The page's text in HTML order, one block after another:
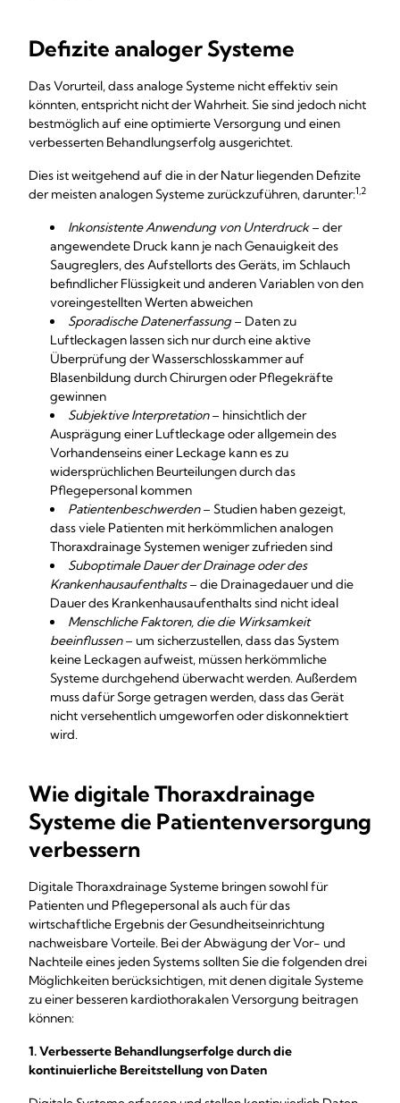
Defizite analoger Systeme
Das Vorurteil, dass analoge Systeme nicht effektiv sein
könnten, entspricht nicht der Wahrheit. Sie sind jedoch nicht
bestmöglich auf eine optimierte Versorgung und einen
verbesserten Behandlungserfolg ausgerichtet.
Dies ist weitgehend auf die in der Natur liegenden Defizite
der meisten analogen Systeme zurückzuführen, darunter:1,2
Inkonsistente Anwendung von Unterdruck– der
angewendete Druck kann je nach Genauigkeit des
Saugreglers, des Aufstellorts des Geräts, im Schlauch
befindlicher Flüssigkeit und anderen Variablen von den
voreingestellten Werten abweichen
Sporadische Datenerfassung– Daten zu
Luftleckagen lassen sich nur durch eine aktive
Überprüfung der Wasserschlosskammer auf
Blasenbildung durch Chirurgen oder Pflegekräfte
gewinnen
Subjektive Interpretation– hinsichtlich der
Ausprägung einer Luftleckage oder allgemein des
Vorhandenseins einer Leckage kann es zu
widersprüchlichen Beurteilungen durch das
Pflegepersonal kommen
Patientenbeschwerden– Studien haben gezeigt,
dass viele Patienten mit herkömmlichen analogen
Thoraxdrainage Systemen weniger zufrieden sind
Suboptimale Dauer der Drainage oder des
Krankenhausaufenthalts– die Drainagedauer und die
Dauer des Krankenhausaufenthalts sind nicht ideal
Menschliche Faktoren, die die Wirksamkeit
beeinflussen– um sicherzustellen, dass das System
keine Leckagen aufweist, müssen herkömmliche
Systeme durchgehend überwacht werden. Außerdem
muss dafür Sorge getragen werden, dass das Gerät
nicht versehentlich umgeworfen oder diskonnektiert
wird.
Wie digitale Thoraxdrainage
Systeme die Patientenversorgung
verbessern
Digitale Thoraxdrainage Systeme bringen sowohl für
Patienten und Pflegepersonal als auch für das
wirtschaftliche Ergebnis der Gesundheitseinrichtung
nachweisbare Vorteile. Bei der Abwägung der Vor- und
Nachteile eines jeden Systems sollten Sie die folgenden drei
Möglichkeiten berücksichtigen, mit denen digitale Systeme
zu einer besseren kardiothorakalen Versorgung beitragen
können:
1. Verbesserte Behandlungserfolge durch die
kontinuierliche Bereitstellung von Daten